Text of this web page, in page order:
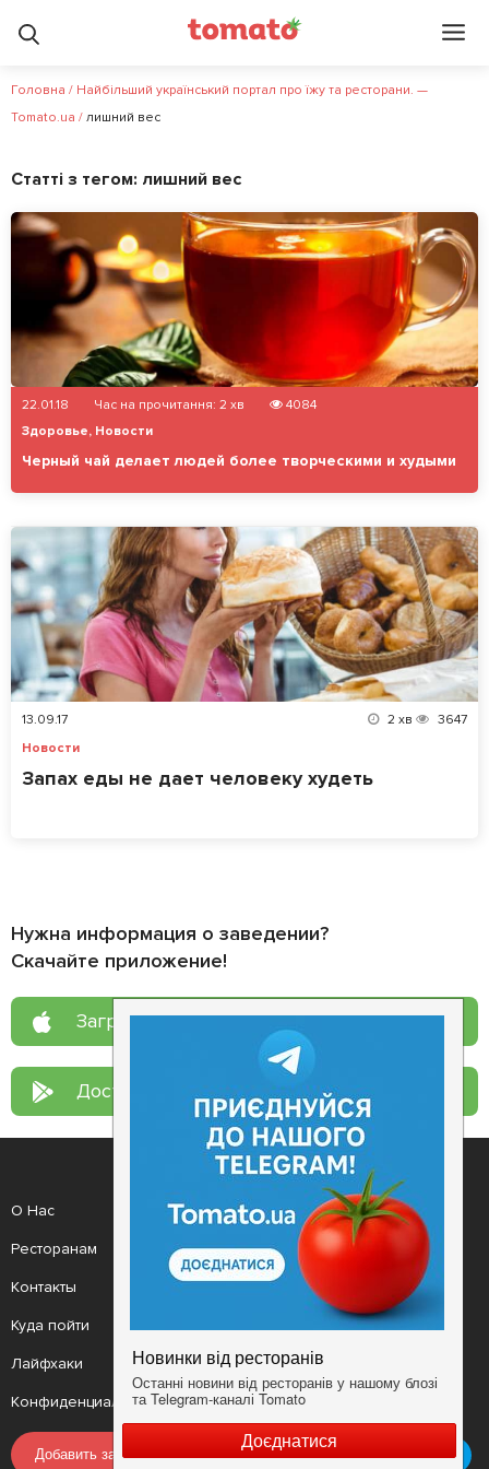
Головна / Найбільший український портал про їжу та ресторани. —
Tomato.ua / лишний вес
Статті з тегом: лишний вес
22.01.18 Час на прочитання: 2 хв
4084
Здоровье, Новости
Черный чай делает людей более творческими и худыми
13.09.17 2 хв
3647
Новости
Запах еды не дает человеку худеть
Нужна информация о заведении?
Скачайте приложение!
Загрузите в App Store
Доступно в Google Play
О Нас
Ресторанам
Контакты
Куда пойти
Лайфхаки
Конфиденциальность
Рецепт дня
Новости
Анонсы
Мобильное приложение
Условия
Добавить заведение